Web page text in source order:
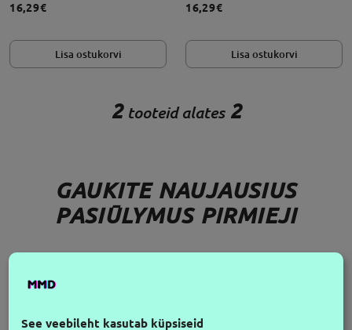
16,29€
Lisa ostukorvi
16,29€
Lisa ostukorvi
2 tooteid alates2
GAUKITE NAUJAUSIUS
PASIŪLYMUS PIRMIEJI
See veebileht kasutab küpsiseid